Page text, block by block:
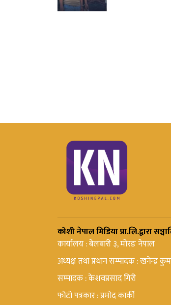
कोशी नेपाल मिडिया प्रा.लि.द्वारा
कार्यालय : बेलबारी ३, मोरङ नेपाल
अध्यक्ष तथा प्रधान सम्पादक : खनेन्द्र
सम्पादक : केशवप्रसाद गिरी
फोटो पत्रकार : प्रमोद कार्की